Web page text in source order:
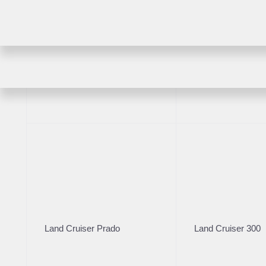
Land Cruiser Prado Land Cruiser 300
Toyota Land Cruiser